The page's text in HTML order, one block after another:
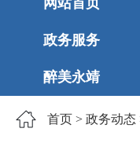
政务服务
醉美永靖
首页 > 政务动态